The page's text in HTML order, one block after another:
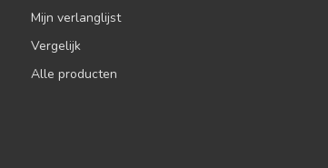
Mijn verlanglijst
Vergelijk
Alle producten